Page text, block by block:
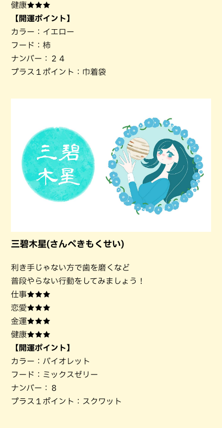
健康★★★
【開運ポイント】
カラー：イエロー
フード：柿
ナンバー：２４
プラス１ポイント：巾着袋
三碧木星(さんぺきもくせい)
利き手じゃない方で歯を磨くなど
普段やらない行動をしてみましょう！
仕事★★★
恋愛★★★
金運★★★
健康★★★
【開運ポイント】
カラー：バイオレット
フード：ミックスゼリー
ナンバー：８
プラス１ポイント：スクワット